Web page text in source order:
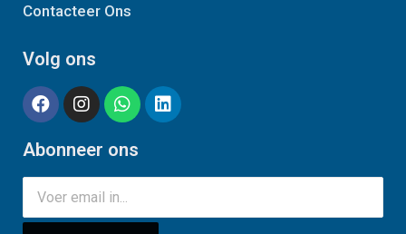
Contacteer Ons
Volg ons
Abonneer ons